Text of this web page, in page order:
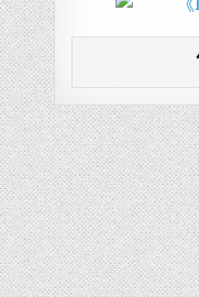
文
章
导
航